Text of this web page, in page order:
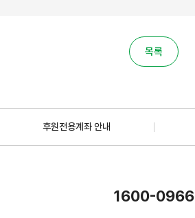
목록
후원전용계좌 안내
1600-0966